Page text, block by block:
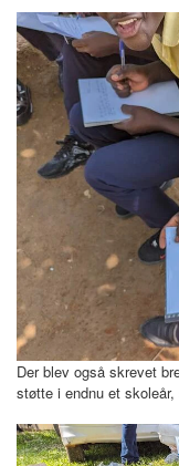
Der blev også skrevet
støtte i endnu et